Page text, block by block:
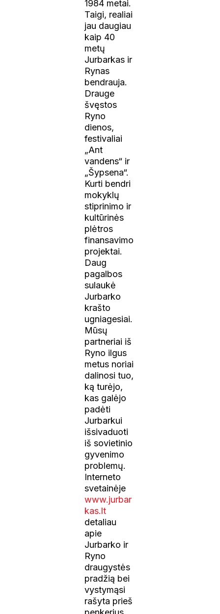
1984 metai.
Taigi, realiai
jau daugiau
kaip 40
metų
Jurbarkas ir
Rynas
bendrauja.
Drauge
švęstos
Ryno
dienos,
festivaliai
„Ant
vandens“ ir
„Šypsena“.
Kurti bendri
mokyklų
stiprinimo ir
kultūrinės
plėtros
finansavimo
projektai.
Daug
pagalbos
sulaukė
Jurbarko
krašto
ugniagesiai.
Mūsų
partneriai iš
Ryno ilgus
metus noriai
dalinosi tuo,
ką turėjo,
kas galėjo
padėti
Jurbarkui
išsivaduoti
iš sovietinio
gyvenimo
problemų.
Interneto
svetainėje
www.jurbar
kas.lt
detaliau
apie
Jurbarko ir
Ryno
draugystės
pradžią bei
vystymąsi
rašyta prieš